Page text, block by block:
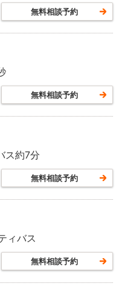
無料相談予約
無料相談予約
ス約7分
無料相談予約
ィバス
無料相談予約